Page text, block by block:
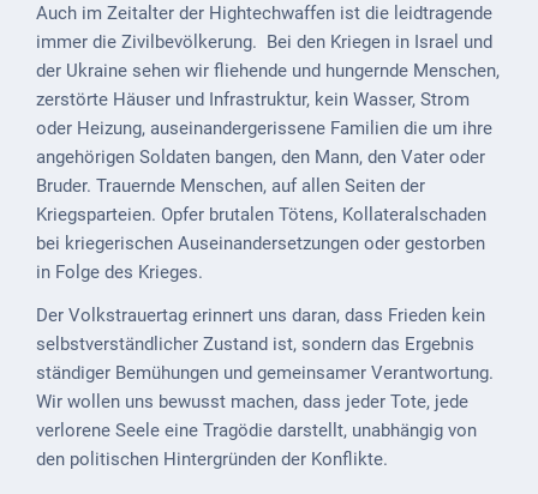
Historisches
Bau
Schwesternhaus
1906
Bürgerhospital
Deidesheim
Akten
ab
1793
Geplante
Regionalbahn
1907
Teilung
Auch im Zeitalter der Hightechwaffen ist die leidtragende
immer die Zivilbevölkerung. Bei den Kriegen in Israel und
der Ukraine sehen wir fliehende und hungernde Menschen,
zerstörte Häuser und Infrastruktur, kein Wasser, Strom
oder Heizung, auseinandergerissene Familien die um ihre
angehörigen Soldaten bangen, den Mann, den Vater oder
Bruder. Trauernde Menschen, auf allen Seiten der
Kriegsparteien. Opfer brutalen Tötens, Kollateralschaden
bei kriegerischen Auseinandersetzungen oder gestorben
in Folge des Krieges.
Der Volkstrauertag erinnert uns daran, dass Frieden kein
selbstverständlicher Zustand ist, sondern das Ergebnis
ständiger Bemühungen und gemeinsamer Verantwortung.
Wir wollen uns bewusst machen, dass jeder Tote, jede
verlorene Seele eine Tragödie darstellt, unabhängig von
den politischen Hintergründen der Konflikte.